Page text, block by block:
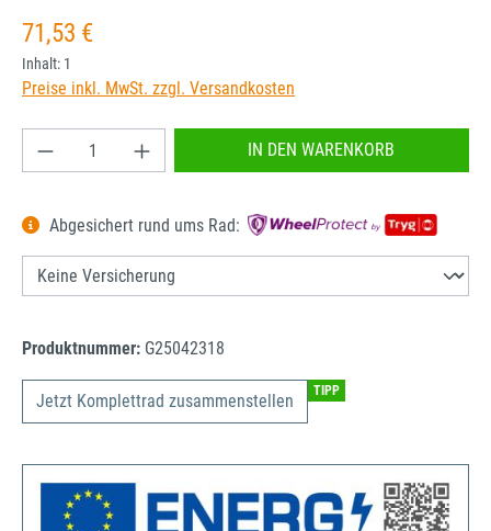
Regulärer Preis:
71,53 €
Inhalt: 1
Preise inkl. MwSt. zzgl. Versandkosten
Produkt Anzahl: Gib den gewünschten Wert
IN DEN WARENKORB
Abgesichert rund ums Rad:
Produktnummer: G25042318
Jetzt Komplettrad zusammenstellen TIPP